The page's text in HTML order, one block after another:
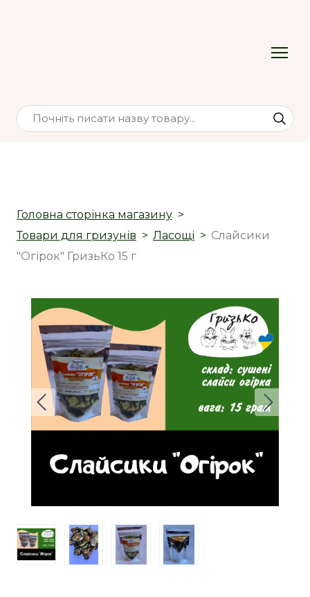
Головна сторінка магазину
Товари для гризунів
Ласощі
Слайсики
"Огірок" ГризьКо 15 г